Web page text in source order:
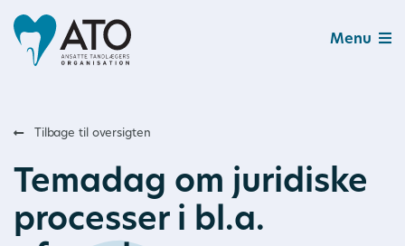
Menu
Tilbage til oversigten
Temadag om juridiske
processer i bl.a.